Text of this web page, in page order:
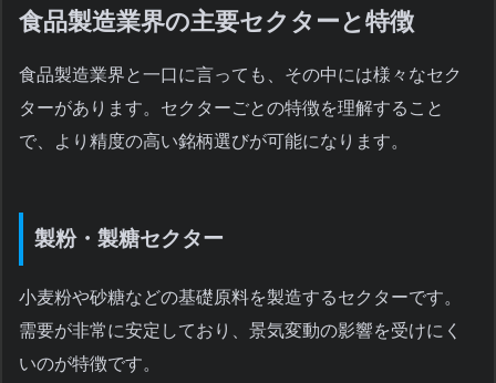
食品製造業界の主要セクターと特徴
食品製造業界と一口に言っても、その中には様々なセク
ターがあります。セクターごとの特徴を理解すること
で、より精度の高い銘柄選びが可能になります。
製粉・製糖セクター
小麦粉や砂糖などの基礎原料を製造するセクターです。
需要が非常に安定しており、景気変動の影響を受けにく
いのが特徴です。